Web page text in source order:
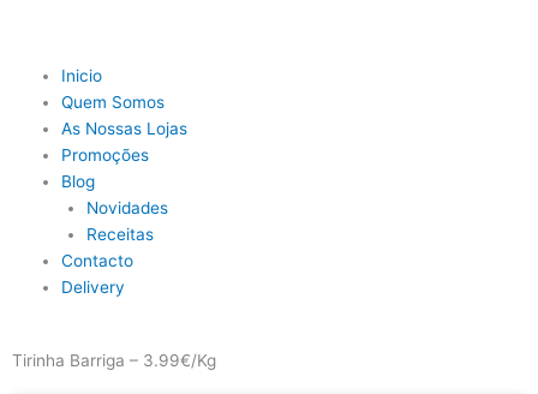
Main
Menu
Inicio
Quem Somos
As Nossas Lojas
Promoções
Blog
Novidades
Receitas
Contacto
Delivery
Tirinha Barriga – 3.99€/Kg